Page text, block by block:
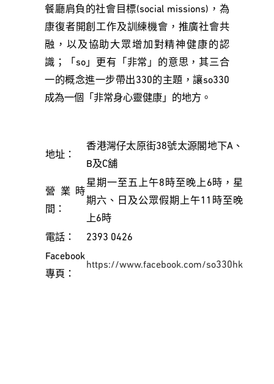
餐廳肩負的社會目標(social missions)，為
康復者開創工作及訓練機會，推廣社會共
融，以及協助大眾增加對精神健康的認
識；「so」更有「非常」的意思，其三合
一的概念進一步帶出330的主題，讓so330
成為一個「非常身心靈健康」的地方。
地址：
香港灣仔太原街38號太源閣地下A、
B及C舖
營業時
間：
星期一至五上午8時至晚上6時，星
期六、日及公眾假期上午11時至晚
上6時
電話：
2393 0426
Facebook
專頁：
https://www.facebook.com/so330hk